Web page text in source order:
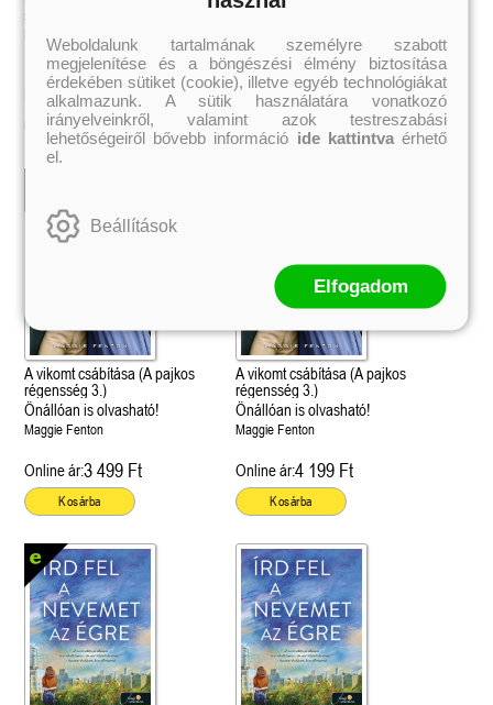
- Hamvadó trón
-Szívcsend,
- Szélben sodródó
29.
Rebecca Yarros
30.
A Court of Silver Flames – Ezüst
lángok udvara (Tüskék és rózsák
udvara 5.)
Különleges éldekorált kiadás! -
Javított kiadás
(Sors és tűz 3.)
39.
Fire In You - Benned
(Várok rád 6.)
Jennifer L. Armentrout
40.
A Queen of Thieves
szükségem
Eli Rallo
Kötött ár:3 499 Ft
Kosárba
Eli Rallo
Kötött ár:4 409 Ft
Kosárba
A vikomt csábítása (A pajkos
régensség 3.)
Önállóan is olvasható!
Maggie Fenton
Online ár:3 499 Ft
Kosárba
A vikomt csábítása (A pajkos
régensség 3.)
Önállóan is olvasható!
Maggie Fenton
Online ár:4 199 Ft
Kosárba
Weboldalunk tartalmának személyre szabott
megjelenítése és a böngészési élmény biztosítása
érdekében sütiket (cookie), illetve egyéb technológiákat
alkalmazunk. A sütik használatára vonatkozó
irányelveinkről, valamint azok testreszabási
lehetőségeiről bővebb információ ide kattintvaérhető
el.
Beállítások
Elfogadom